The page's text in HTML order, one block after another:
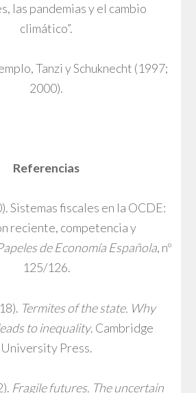
las pandemias y el cambio
climático”.
Tanzi y Schuknecht (1997;
2000).
Referencias
Sistemas fiscales en la OCDE:
reciente, competencia y
de Economía Española, nº
125/126.
Termites of the state. Why
to inequality. Cambridge
University Press.
Fragile futures. The uncertain